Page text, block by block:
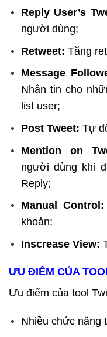
Reply User’s
người dùng;
Retweet: Tăng
Message
Nhắn tin cho
list user;
Post Tweet: Tự
Mention on
người dùng khi
Reply;
Manual Control:
khoản;
Inscrease View:
ƯU ĐIỂM CỦA
Ưu điểm của tool
Nhiều chức năng